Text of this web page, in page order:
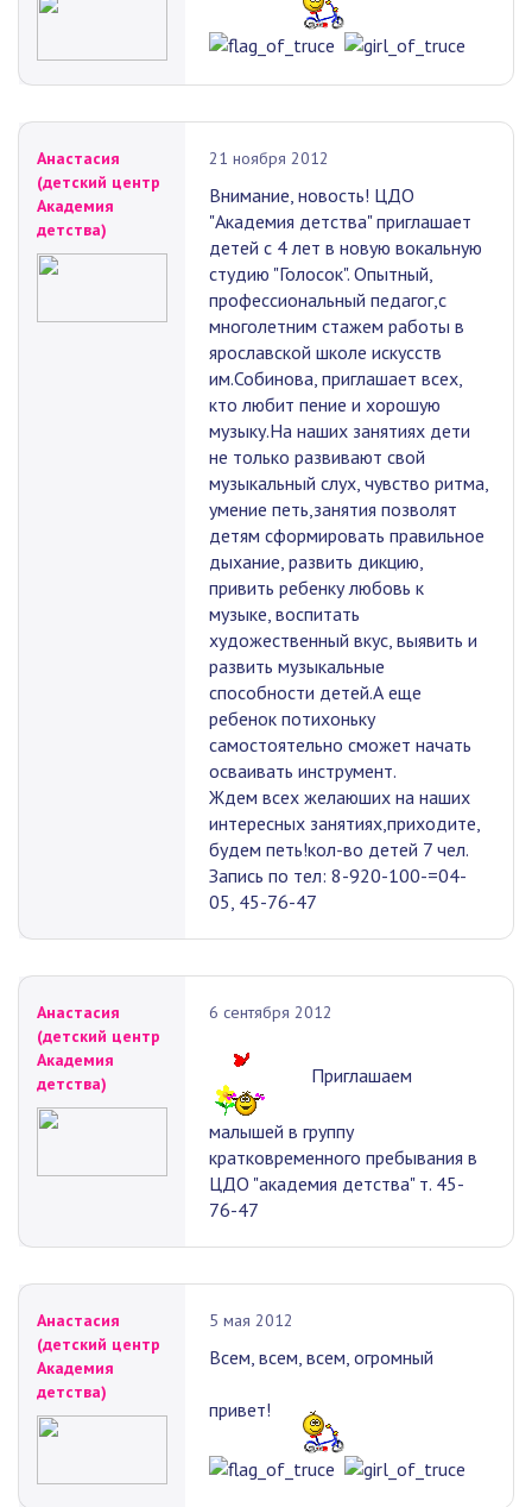
Анастасия
(детский центр
Академия
детства)
21 ноября 2012
Внимание, новость! ЦДО
"Академия детства" приглашает
детей с 4 лет в новую вокальную
студию "Голосок". Опытный,
профессиональный педагог,с
многолетним стажем работы в
ярославской школе искусств
им.Собинова, приглашает всех,
кто любит пение и хорошую
музыку.На наших занятиях дети
не только развивают свой
музыкальный слух, чувство ритма,
умение петь,занятия позволят
детям сформировать правильное
дыхание, развить дикцию,
привить ребенку любовь к
музыке, воспитать
художественный вкус, выявить и
развить музыкальные
способности детей.А еще
ребенок потихоньку
самостоятельно сможет начать
осваивать инструмент.
Ждем всех желаюших на наших
интересных занятиях,приходите,
будем петь!кол-во детей 7 чел.
Запись по тел: 8-920-100-=04-
05, 45-76-47
Анастасия
(детский центр
Академия
детства)
6 сентября 2012
Приглашаем
малышей в группу
кратковременного пребывания в
ЦДО "академия детства" т. 45-
76-47
Анастасия
(детский центр
Академия
детства)
5 мая 2012
Всем, всем, всем, огромный
привет!